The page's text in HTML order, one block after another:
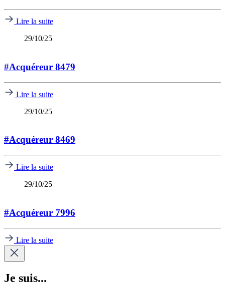
Lire la suite
29/10/25
#Acquéreur 8479
Lire la suite
29/10/25
#Acquéreur 8469
Lire la suite
29/10/25
#Acquéreur 7996
Lire la suite
Je suis...